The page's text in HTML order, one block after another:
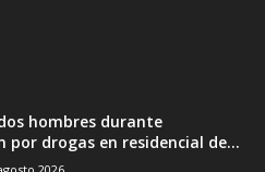
hombres durante
por drogas en residencial de...